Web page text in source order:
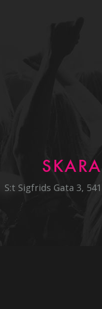
S:t Sigfrids Gata 3,